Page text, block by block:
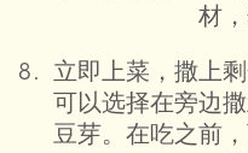
材
立即上菜，撒上
可以选择在旁边
豆芽。在吃之前